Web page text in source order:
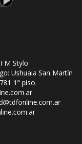
Stylo
Ushuaia San Martín
1° piso.